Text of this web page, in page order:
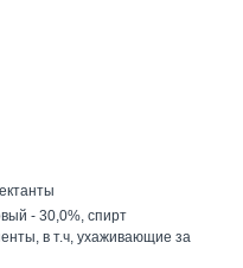
- 30,0%, спирт
в т.ч, ухаживающие за